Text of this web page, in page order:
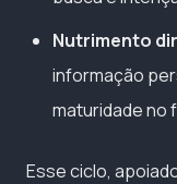
Nutrimento
informação
maturidade no
Esse ciclo,